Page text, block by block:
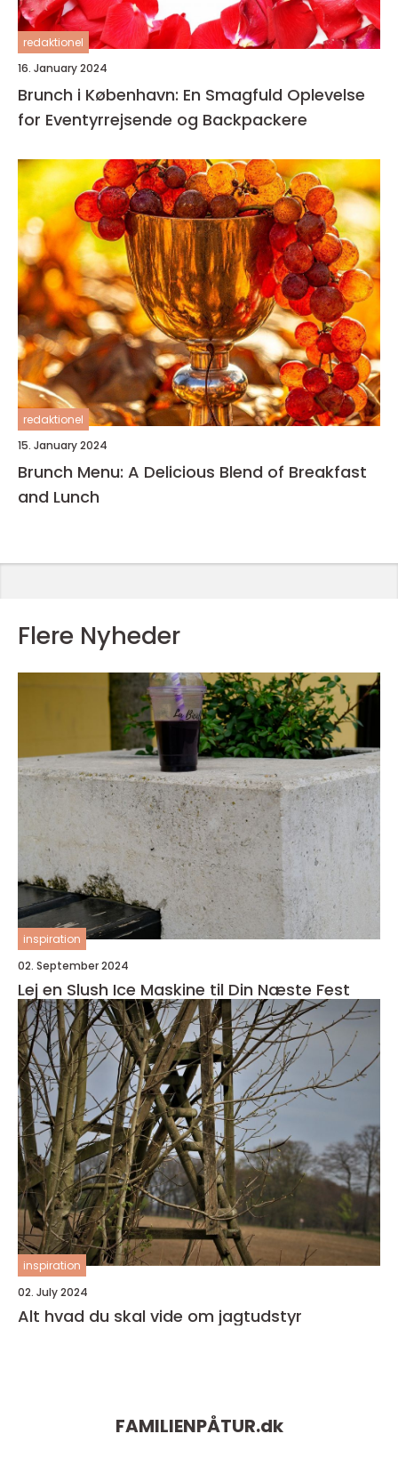
redaktionel
16. January 2024
Brunch i København: En Smagfuld Oplevelse
for Eventyrrejsende og Backpackere
redaktionel
15. January 2024
Brunch Menu: A Delicious Blend of Breakfast
and Lunch
Flere Nyheder
inspiration
02. September 2024
Lej en Slush Ice Maskine til Din Næste Fest
inspiration
02. July 2024
Alt hvad du skal vide om jagtudstyr
FAMILIENPÅTUR.dk